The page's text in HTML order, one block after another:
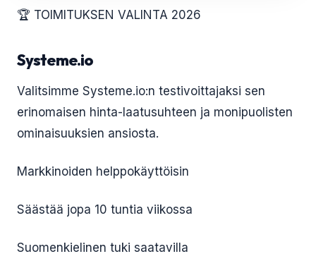
🏆 TOIMITUKSEN VALINTA 2026
Systeme.io
Valitsimme Systeme.io:n testivoittajaksi sen
erinomaisen hinta-laatusuhteen ja monipuolisten
ominaisuuksien ansiosta.
Markkinoiden helppokäyttöisin
Säästää jopa 10 tuntia viikossa
Suomenkielinen tuki saatavilla